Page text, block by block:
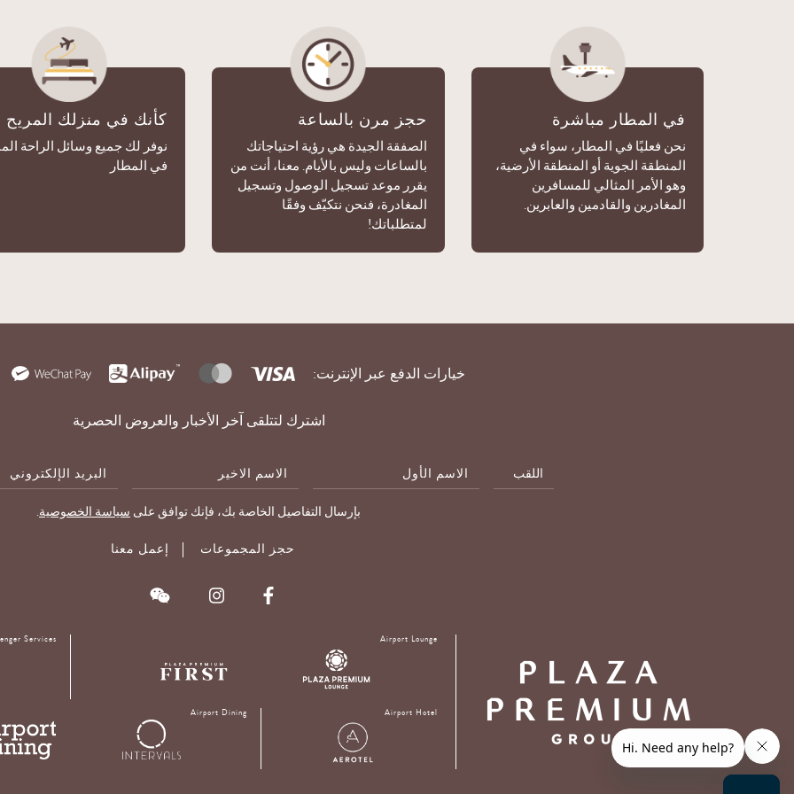
في المطار مباشرة
نحن فعليًا في المطار، سواء في
المنطقة الجوية أو المنطقة الأرضية،
وهو الأمر المثالي للمسافرين
المغادرين والقادمين والعابرين.
حجز مرن بالساعة
الصفقة الجيدة هي رؤية احتياجاتك
بالساعات وليس بالأيام. معنا، أنت من
يقرر موعد تسجيل الوصول وتسجيل
المغادرة، فنحن نتكيّف وفقًا
لمتطلباتك!
كأنك في منزلك المريح
نوفر لك جميع وسائل الراحة
في المطار
خيارات الدفع عبر الإنترنت:
اشترك لتتلقى آخر الأخبار والعروض الحصرية
الاسم
الأول
الاسم
الاخير
Mail
بإرسال التفاصيل الخاصة بك، فإنك توافق على سياسة الخصوصية.
حجز المجموعات إعمل معنا
Airport Lounge
Services
Airport Hotel
Airport Dining